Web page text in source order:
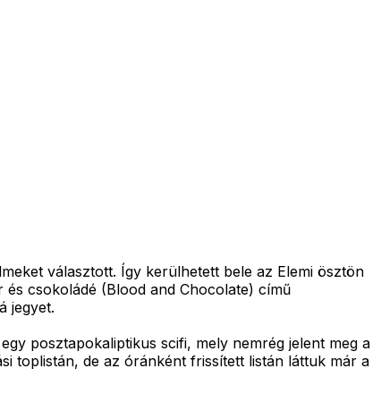
választott. Így kerülhetett bele az Elemi ösztön
és csokoládé (Blood and Chocolate) című
jegyet.
posztapokaliptikus scifi, mely nemrég jelent meg a
toplistán, de az óránként frissített listán láttuk már a